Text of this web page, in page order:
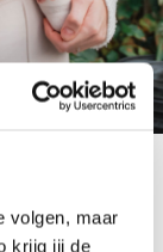
volgen, maar
krijg jij de